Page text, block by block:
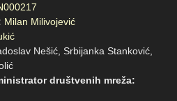
Milan Milivojević
Nešić, Srbijanka Stanković,
Katarina Nikolić
društvenih mreža: